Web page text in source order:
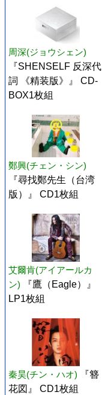
周深(ジョウシェン)
『SHENSELF 反深代
詞 《精装版》』 CD-
BOX1枚組
鄭興(チェン・シン)
『尋找鄭先生（台湾
版）』 CD1枚組
艾爾肯(アイアールカ
ン)
『鷹（Eagle）』
LP1枚組
秦昊(チン・ハオ)
『簪
花図』 CD1枚組